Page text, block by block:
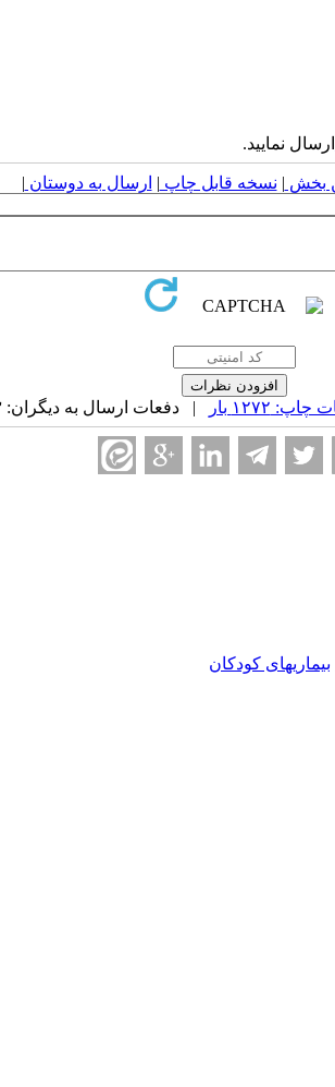
ارسال نمایید.
بخش | نسخه قابل چاپ | ارسال به دوستان |
۱۲۷۲ بار | دفعات ارسال به دیگران: ۷۳ بار |
بیماریهای کودکان